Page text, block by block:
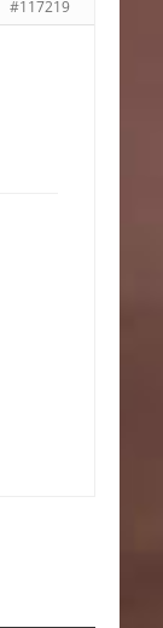
#117219